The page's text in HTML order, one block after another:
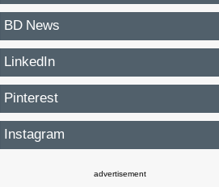
BD News
LinkedIn
Pinterest
Instagram
advertisement